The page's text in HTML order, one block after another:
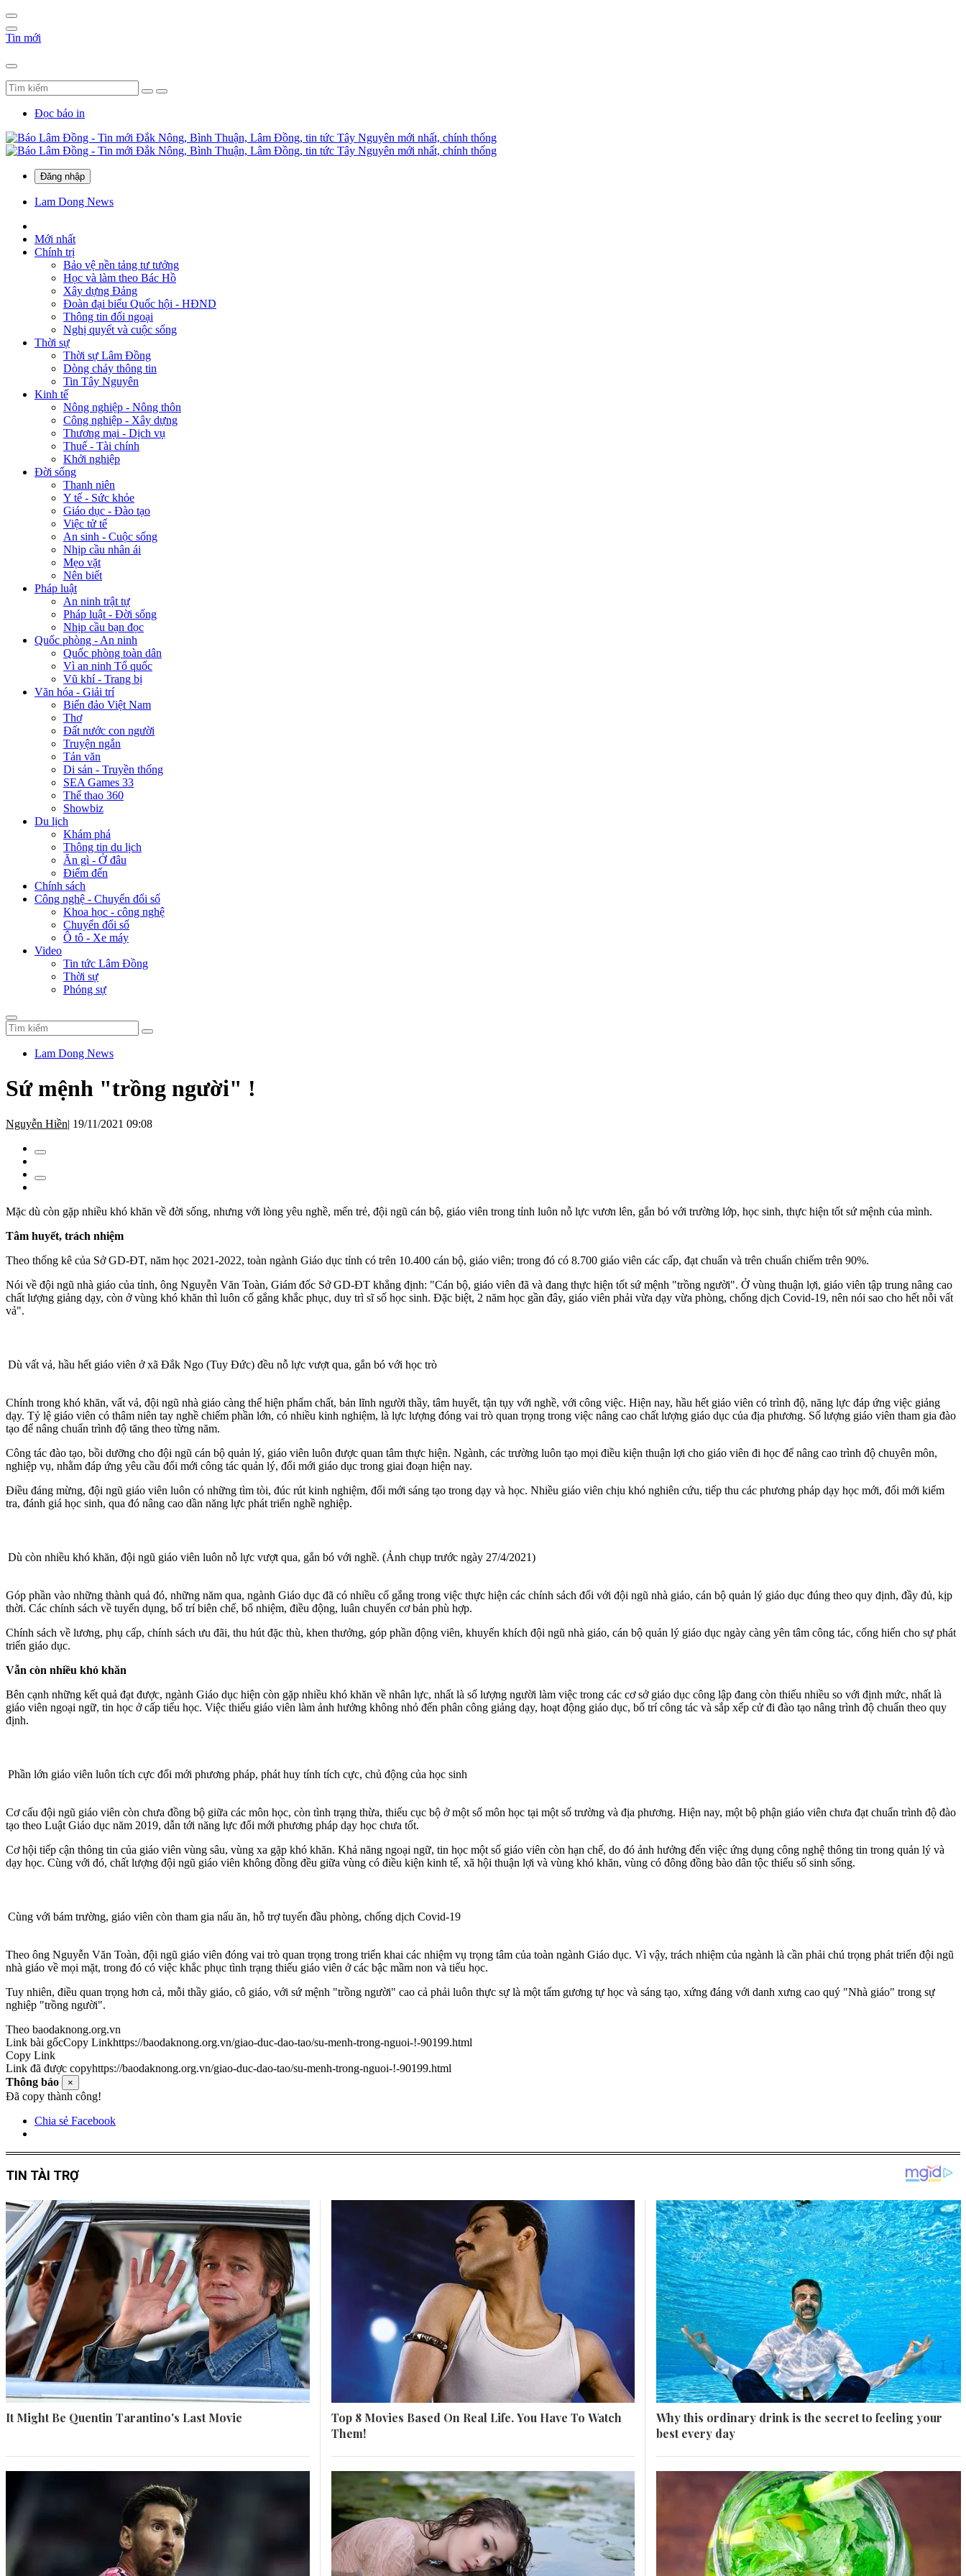
Tin mới
Đọc báo in
Đăng nhập
Lam Dong News
Mới nhất
Chính trị
Bảo vệ nền tảng tư tưởng
Học và làm theo Bác Hồ
Xây dựng Đảng
Đoàn đại biểu Quốc hội - HĐND
Thông tin đối ngoại
Nghị quyết và cuộc sống
Thời sự
Thời sự Lâm Đồng
Dòng chảy thông tin
Tin Tây Nguyên
Kinh tế
Nông nghiệp - Nông thôn
Công nghiệp - Xây dựng
Thương mại - Dịch vụ
Thuế - Tài chính
Khởi nghiệp
Đời sống
Thanh niên
Y tế - Sức khỏe
Giáo dục - Đào tạo
Việc tử tế
An sinh - Cuộc sống
Nhịp cầu nhân ái
Mẹo vặt
Nên biết
Pháp luật
An ninh trật tự
Pháp luật - Đời sống
Nhịp cầu bạn đọc
Quốc phòng - An ninh
Quốc phòng toàn dân
Vì an ninh Tổ quốc
Vũ khí - Trang bị
Văn hóa - Giải trí
Biển đảo Việt Nam
Thơ
Đất nước con người
Truyện ngắn
Tản văn
Di sản - Truyền thống
SEA Games 33
Thể thao 360
Showbiz
Du lịch
Khám phá
Thông tin du lịch
Ăn gì - Ở đâu
Điểm đến
Chính sách
Công nghệ - Chuyển đổi số
Khoa học - công nghệ
Chuyển đổi số
Ô tô - Xe máy
Video
Tin tức Lâm Đồng
Thời sự
Phóng sự
Lam Dong News
Sứ mệnh "trồng người" !
Nguyễn Hiền| 19/11/2021 09:08
Mặc dù còn gặp nhiều khó khăn về đời sống, nhưng với lòng yêu nghề, mến trẻ, đội ngũ cán bộ, giáo viên trong tỉnh luôn nỗ lực vươn lên, gắn bó với trường lớp, học sinh, thực hiện tốt sứ mệnh của mình.
Tâm huyết, trách nhiệm
Theo thống kê của Sở GD-ĐT, năm học 2021-2022, toàn ngành Giáo dục tỉnh có trên 10.400 cán bộ, giáo viên; trong đó có 8.700 giáo viên các cấp, đạt chuẩn và trên chuẩn chiếm trên 90%.
Nói về đội ngũ nhà giáo của tỉnh, ông Nguyễn Văn Toàn, Giám đốc Sở GD-ĐT khẳng định: "Cán bộ, giáo viên đã và đang thực hiện tốt sứ mệnh "trồng người". Ở vùng thuận lợi, giáo viên tập trung nâng cao
chất lượng giảng dạy, còn ở vùng khó khăn thì luôn cố gắng khắc phục, duy trì sĩ số học sinh. Đặc biệt, 2 năm học gần đây, giáo viên phải vừa dạy vừa phòng, chống dịch Covid-19, nên nói sao cho hết nỗi vất
vả".
Dù vất vả, hầu hết giáo viên ở xã Đắk Ngo (Tuy Đức) đều nỗ lực vượt qua, gắn bó với học trò
Chính trong khó khăn, vất vả, đội ngũ nhà giáo càng thể hiện phẩm chất, bản lĩnh người thầy, tâm huyết, tận tụy với nghề, với công việc. Hiện nay, hầu hết giáo viên có trình độ, năng lực đáp ứng việc giảng
dạy. Tỷ lệ giáo viên có thâm niên tay nghề chiếm phần lớn, có nhiều kinh nghiệm, là lực lượng đóng vai trò quan trọng trong việc nâng cao chất lượng giáo dục của địa phương. Số lượng giáo viên tham gia đào
tạo để nâng chuẩn trình độ tăng theo từng năm.
Công tác đào tạo, bồi dưỡng cho đội ngũ cán bộ quản lý, giáo viên luôn được quan tâm thực hiện. Ngành, các trường luôn tạo mọi điều kiện thuận lợi cho giáo viên đi học để nâng cao trình độ chuyên môn,
nghiệp vụ, nhằm đáp ứng yêu cầu đổi mới công tác quản lý, đổi mới giáo dục trong giai đoạn hiện nay.
Điều đáng mừng, đội ngũ giáo viên luôn có những tìm tòi, đúc rút kinh nghiệm, đổi mới sáng tạo trong dạy và học. Nhiều giáo viên chịu khó nghiên cứu, tiếp thu các phương pháp dạy học mới, đổi mới kiểm
tra, đánh giá học sinh, qua đó nâng cao dần năng lực phát triển nghề nghiệp.
Dù còn nhiều khó khăn, đội ngũ giáo viên luôn nỗ lực vượt qua, gắn bó với nghề. (Ảnh chụp trước ngày 27/4/2021)
Góp phần vào những thành quả đó, những năm qua, ngành Giáo dục đã có nhiều cố gắng trong việc thực hiện các chính sách đối với đội ngũ nhà giáo, cán bộ quản lý giáo dục đúng theo quy định, đầy đủ, kịp
thời. Các chính sách về tuyển dụng, bố trí biên chế, bổ nhiệm, điều động, luân chuyển cơ bản phù hợp.
Chính sách về lương, phụ cấp, chính sách ưu đãi, thu hút đặc thù, khen thưởng, góp phần động viên, khuyến khích đội ngũ nhà giáo, cán bộ quản lý giáo dục ngày càng yên tâm công tác, cống hiến cho sự phát
triển giáo dục.
Vẫn còn nhiều khó khăn
Bên cạnh những kết quả đạt được, ngành Giáo dục hiện còn gặp nhiều khó khăn về nhân lực, nhất là số lượng người làm việc trong các cơ sở giáo dục công lập đang còn thiếu nhiều so với định mức, nhất là
giáo viên ngoại ngữ, tin học ở cấp tiểu học. Việc thiếu giáo viên làm ảnh hưởng không nhỏ đến phân công giảng dạy, hoạt động giáo dục, bố trí công tác và sắp xếp cử đi đào tạo nâng trình độ chuẩn theo quy
định.
Phần lớn giáo viên luôn tích cực đổi mới phương pháp, phát huy tính tích cực, chủ động của học sinh
Cơ cấu đội ngũ giáo viên còn chưa đồng bộ giữa các môn học, còn tình trạng thừa, thiếu cục bộ ở một số môn học tại một số trường và địa phương. Hiện nay, một bộ phận giáo viên chưa đạt chuẩn trình độ đào
tạo theo Luật Giáo dục năm 2019, dẫn tới năng lực đổi mới phương pháp dạy học chưa tốt.
Cơ hội tiếp cận thông tin của giáo viên vùng sâu, vùng xa gặp khó khăn. Khả năng ngoại ngữ, tin học một số giáo viên còn hạn chế, do đó ảnh hưởng đến việc ứng dụng công nghệ thông tin trong quản lý và
dạy học. Cùng với đó, chất lượng đội ngũ giáo viên không đồng đều giữa vùng có điều kiện kinh tế, xã hội thuận lợi và vùng khó khăn, vùng có đông đồng bào dân tộc thiểu số sinh sống.
Cùng với bám trường, giáo viên còn tham gia nấu ăn, hỗ trợ tuyến đầu phòng, chống dịch Covid-19
Theo ông Nguyễn Văn Toàn, đội ngũ giáo viên đóng vai trò quan trọng trong triển khai các nhiệm vụ trọng tâm của toàn ngành Giáo dục. Vì vậy, trách nhiệm của ngành là cần phải chú trọng phát triển đội ngũ
nhà giáo về mọi mặt, trong đó có việc khắc phục tình trạng thiếu giáo viên ở các bậc mầm non và tiểu học.
Tuy nhiên, điều quan trọng hơn cả, mỗi thầy giáo, cô giáo, với sứ mệnh "trồng người" cao cả phải luôn thực sự là một tấm gương tự học và sáng tạo, xứng đáng với danh xưng cao quý "Nhà giáo" trong sự
nghiệp "trồng người".
Theo baodaknong.org.vn
Link bài gốcCopy Linkhttps://baodaknong.org.vn/giao-duc-dao-tao/su-menh-trong-nguoi-!-90199.html
Copy Link
Link đã được copyhttps://baodaknong.org.vn/giao-duc-dao-tao/su-menh-trong-nguoi-!-90199.html
Thông báo
×
Đã copy thành công!
Chia sẻ Facebook